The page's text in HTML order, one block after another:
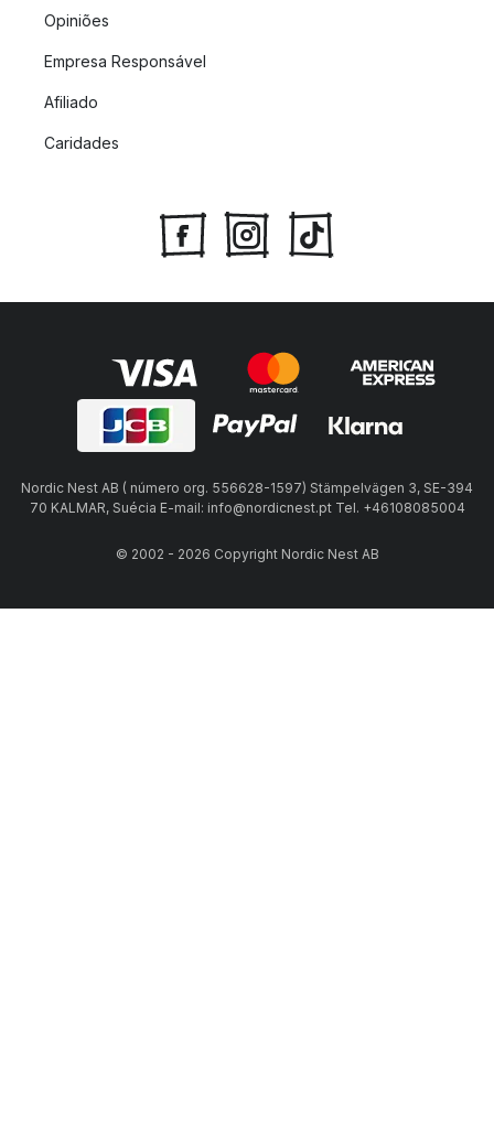
Opiniões
Empresa Responsável
Afiliado
Caridades
Nordic Nest AB ( número org. 556628-1597) Stämpelvägen 3, SE-394
70 KALMAR, Suécia E-mail: info@nordicnest.pt Tel. +46108085004
© 2002 - 2026 Copyright Nordic Nest AB